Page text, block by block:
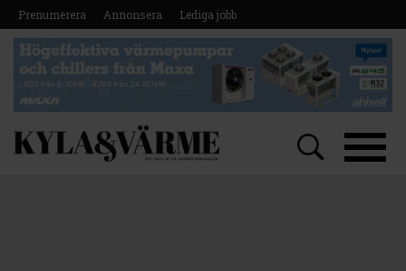
Prenumerera Annonsera Lediga jobb